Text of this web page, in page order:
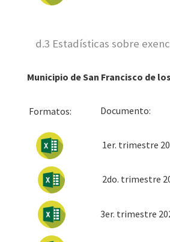
d.3 Estadísticas sobre
Municipio de San Francisco de
Formatos:
1er. trimestre
2do. trimestre
3er. trimestre